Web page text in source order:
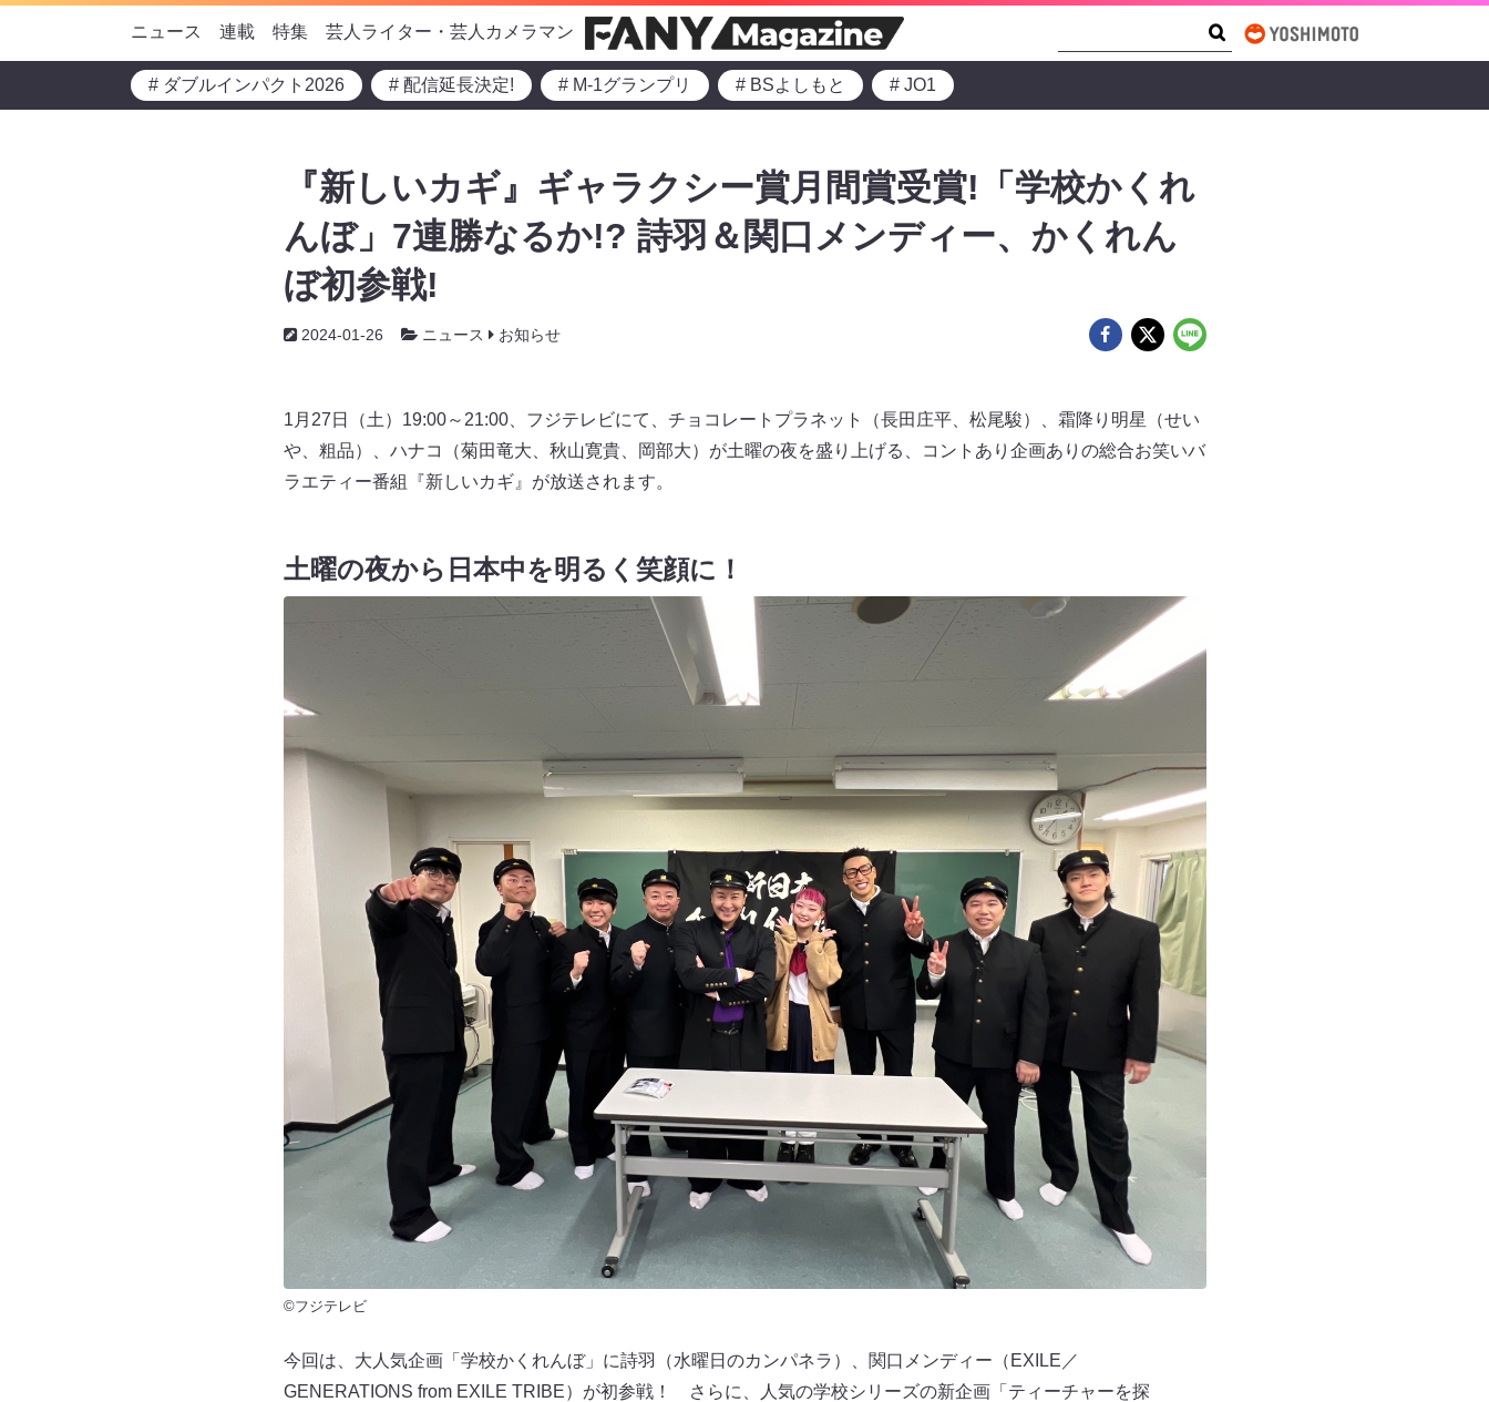
ニュース 連載 特集 芸人ライター・芸人カメラマン
# ダブルインパクト2026 # 配信延長決定! # M-1グランプリ # BSよしもと # JO1
『新しいカギ』ギャラクシー賞月間賞受賞!「学校かくれ
んぼ」7連勝なるか!? 詩羽＆関口メンディー、かくれん
ぼ初参戦!
2024-01-26 ニュース お知らせ
1月27日（土）19:00～21:00、フジテレビにて、チョコレートプラネット（長田庄平、松尾駿）、霜降り明星（せい
や、粗品）、ハナコ（菊田竜大、秋山寛貴、岡部大）が土曜の夜を盛り上げる、コントあり企画ありの総合お笑いバ
ラエティー番組『新しいカギ』が放送されます。
土曜の夜から日本中を明るく笑顔に！
©フジテレビ
今回は、大人気企画「学校かくれんぼ」に詩羽（水曜日のカンパネラ）、関口メンディー（EXILE／
GENERATIONS from EXILE TRIBE）が初参戦！ さらに、人気の学校シリーズの新企画「ティーチャーを探